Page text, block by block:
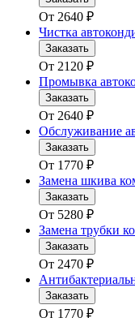
От 2640 ₽
Чистка
Заказать
От 2120 ₽
Промывка
Заказать
От 2640 ₽
Обслуживание
Заказать
От 1770 ₽
Замена шкива
Заказать
От 5280 ₽
Замена трубки
Заказать
От 2470 ₽
Заказать
От 1770 ₽